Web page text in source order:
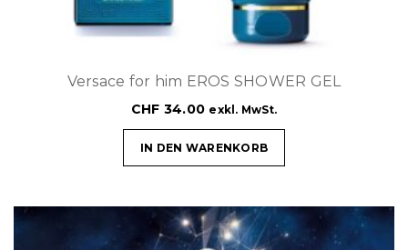
Versace for him EROS SHOWER GEL
CHF 34.00 exkl. MwSt.
IN DEN WARENKORB